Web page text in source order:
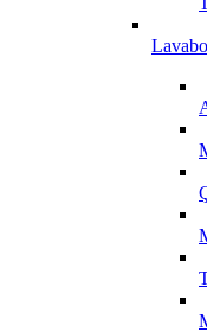
Lavabo